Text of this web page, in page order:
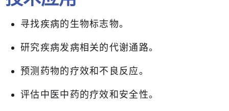
寻找疾病的生物标志物。
研究疾病发病相关的代谢通路。
预测药物的疗效和不良反应。
评估中医中药的疗效和安全性。